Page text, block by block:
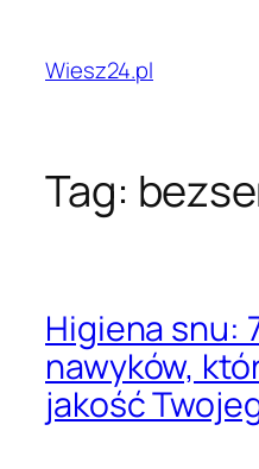
treściWiesz24.pl
Tag:
Higiena snu:
nawyków,
jakość